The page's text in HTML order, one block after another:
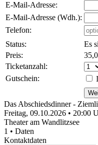
E-Mail-Adresse:
E-Mail-Adresse (Wdh.):
Telefon:
Status:
Es
Preis:
Ticketanzahl:
Gutschein:
Das Abschiedsdinner -
Freitag, 09.10.2026 • 20:00
Theater am Wandlitzsee
1 • Daten
Kontaktdaten